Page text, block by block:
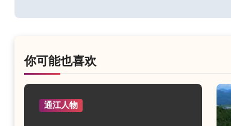
你可能也喜欢
通江人物